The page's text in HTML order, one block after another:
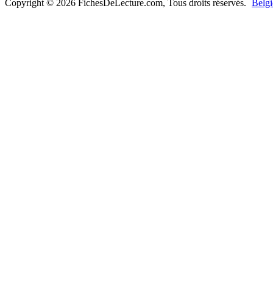
Copyright © 2026 FichesDeLecture.com, Tous droits réservés.